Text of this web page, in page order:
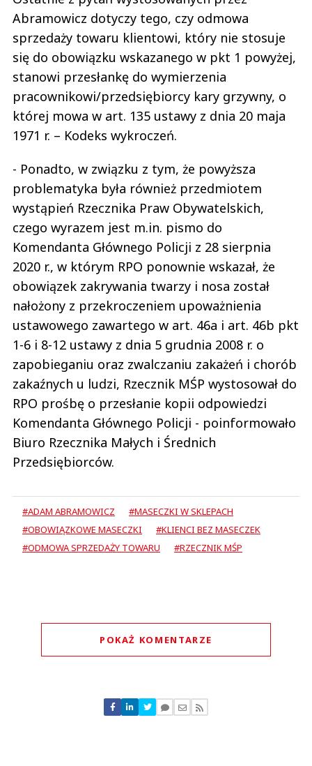
Abramowicz dotyczy tego, czy odmowa
sprzedaży towaru klientowi, który nie stosuje
się do obowiązku wskazanego w pkt 1 powyżej,
stanowi przesłankę do wymierzenia
pracownikowi/przedsiębiorcy kary grzywny, o
której mowa w art. 135 ustawy z dnia 20 maja
1971 r. – Kodeks wykroczeń.
- Ponadto, w związku z tym, że powyższa
problematyka była również przedmiotem
wystąpień Rzecznika Praw Obywatelskich,
czego wyrazem jest m.in. pismo do
Komendanta Głównego Policji z 28 sierpnia
2020 r., w którym RPO ponownie wskazał, że
obowiązek zakrywania twarzy i nosa został
nałożony z przekroczeniem upoważnienia
ustawowego zawartego w art. 46a i art. 46b pkt
1-6 i 8-12 ustawy z dnia 5 grudnia 2008 r. o
zapobieganiu oraz zwalczaniu zakażeń i chorób
zakaźnych u ludzi, Rzecznik MŚP wystosował do
RPO prośbę o przesłanie kopii odpowiedzi
Komendanta Głównego Policji - poinformowało
Biuro Rzecznika Małych i Średnich
Przedsiębiorców.
#ADAM ABRAMOWICZ
#MASECZKI W SKLEPACH
#OBOWIĄZKOWE MASECZKI
#KLIENCI BEZ MASECZEK
#ODMOWA SPRZEDAŻY TOWARU
#RZECZNIK MŚP
POKAŻ KOMENTARZE
Nie znaleziono komentarzy
Zostaw swoje komentarze